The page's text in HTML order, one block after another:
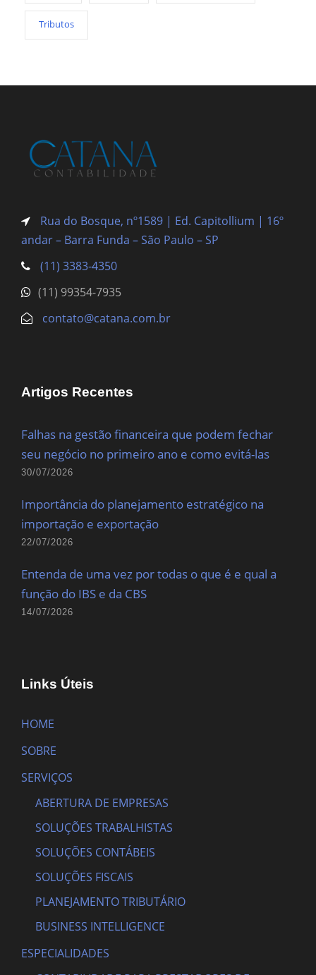
Tributos
Rua do Bosque, nº1589 | Ed. Capitollium | 16º
andar – Barra Funda – São Paulo – SP
(11) 3383-4350
(11) 99354-7935
contato@catana.com.br
Artigos Recentes
Falhas na gestão financeira que podem fechar
seu negócio no primeiro ano e como evitá-las
30/07/2026
Importância do planejamento estratégico na
importação e exportação
22/07/2026
Entenda de uma vez por todas o que é e qual a
função do IBS e da CBS
14/07/2026
Links Úteis
HOME
SOBRE
SERVIÇOS
ABERTURA DE EMPRESAS
SOLUÇÕES TRABALHISTAS
SOLUÇÕES CONTÁBEIS
SOLUÇÕES FISCAIS
PLANEJAMENTO TRIBUTÁRIO
BUSINESS INTELLIGENCE
ESPECIALIDADES